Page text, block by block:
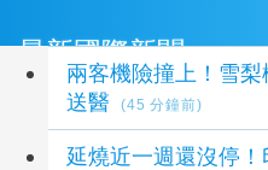
最新國際新聞
兩客機險撞上！雪
送醫
(45 分鐘前)
延燒近一週還沒停